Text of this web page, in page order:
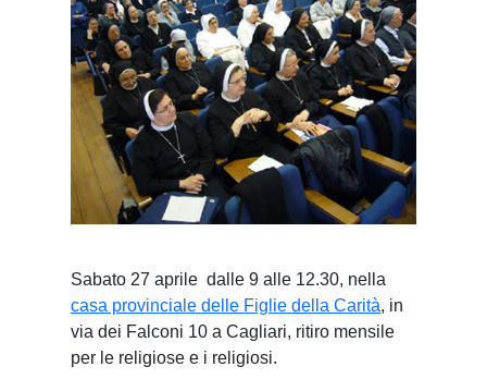
Sabato 27 aprile dalle 9 alle 12.30, nella
casa provinciale delle Figlie della Carità, in
via dei Falconi 10 a Cagliari, ritiro mensile
per le religiose e i religiosi.